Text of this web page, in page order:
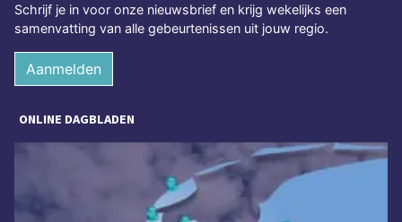
Schrijf je in voor onze nieuwsbrief en krijg wekelijks een
samenvatting van alle gebeurtenissen uit jouw regio.
Aanmelden
ONLINE DAGBLADEN